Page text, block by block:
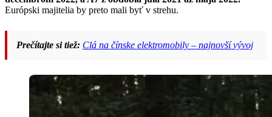
Európski majitelia by preto mali byť v strehu.
Prečítajte si tiež: Clá na čínske elektromobily – najnovší vývoj